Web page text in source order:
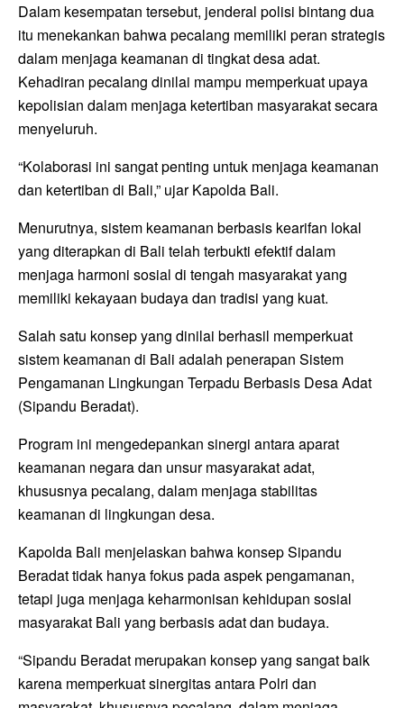
Dalam kesempatan tersebut, jenderal polisi bintang dua
itu menekankan bahwa pecalang memiliki peran strategis
dalam menjaga keamanan di tingkat desa adat.
Kehadiran pecalang dinilai mampu memperkuat upaya
kepolisian dalam menjaga ketertiban masyarakat secara
menyeluruh.
“Kolaborasi ini sangat penting untuk menjaga keamanan
dan ketertiban di Bali,” ujar Kapolda Bali.
Menurutnya, sistem keamanan berbasis kearifan lokal
yang diterapkan di Bali telah terbukti efektif dalam
menjaga harmoni sosial di tengah masyarakat yang
memiliki kekayaan budaya dan tradisi yang kuat.
Salah satu konsep yang dinilai berhasil memperkuat
sistem keamanan di Bali adalah penerapan Sistem
Pengamanan Lingkungan Terpadu Berbasis Desa Adat
(Sipandu Beradat).
Program ini mengedepankan sinergi antara aparat
keamanan negara dan unsur masyarakat adat,
khususnya pecalang, dalam menjaga stabilitas
keamanan di lingkungan desa.
Kapolda Bali menjelaskan bahwa konsep Sipandu
Beradat tidak hanya fokus pada aspek pengamanan,
tetapi juga menjaga keharmonisan kehidupan sosial
masyarakat Bali yang berbasis adat dan budaya.
“Sipandu Beradat merupakan konsep yang sangat baik
karena memperkuat sinergitas antara Polri dan